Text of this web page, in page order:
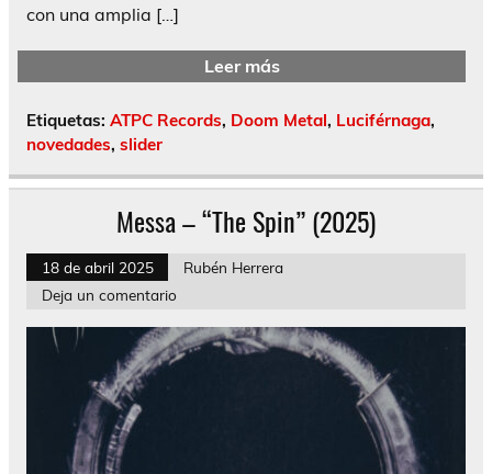
con una amplia […]
Leer más
Etiquetas: ATPC Records, Doom Metal, Luciférnaga,
novedades, slider
Messa – “The Spin” (2025)
18 de abril 2025
Rubén Herrera
Deja un comentario